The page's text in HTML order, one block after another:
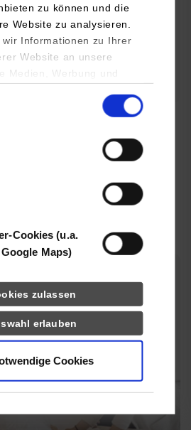
zu können und die
Website zu analysieren.
Informationen zu Ihrer
Website an unsere
Medien, Werbung und
Maps) führen diese
die Sie ihnen bereitgestellt
im Rahmen Ihrer Nutzung
Cookies (u.a.
Maps)
zulassen
erlauben
Cookies
Antriebe, moderne
innovative Fahrzeugkonzepte für
Stadt und…
/ Termine